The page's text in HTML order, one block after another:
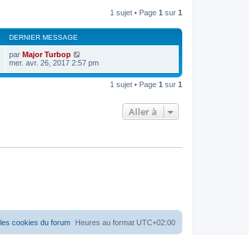
s
a
e
e
m
s
a
e
n
e
r
m
1 sujet • Page 1 sur 1
DERNIER MESSAGE
par Major Turbop
mer. avr. 26, 2017 2:57 pm
1 sujet • Page 1 sur 1
Aller à
Heures au format UTC+02:00
cookies du forum